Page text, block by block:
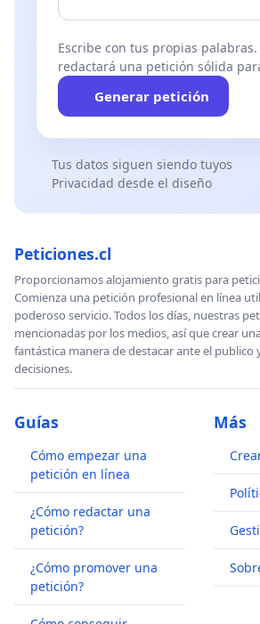
Escribe con tus propias palabras.
redactará una petición sólida
Generar petición
Tus datos siguen siendo tuyos
Privacidad desde el diseño
Peticiones.cl
Proporcionamos alojamiento gratis para
Comienza una petición profesional en línea
poderoso servicio. Todos los días, nuestras
mencionadas por los medios, así que crear
fantástica manera de destacar ante el publico
decisiones.
Guías
Cómo empezar una
petición en línea
¿Cómo redactar una
petición?
¿Cómo promover una
petición?
Más